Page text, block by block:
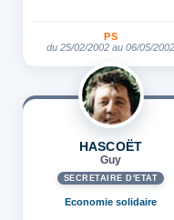
PS
du 25/02/2002 au 06/05/2002
HASCOËT
Guy
SECRÉTAIRE D'ETAT
Economie solidaire